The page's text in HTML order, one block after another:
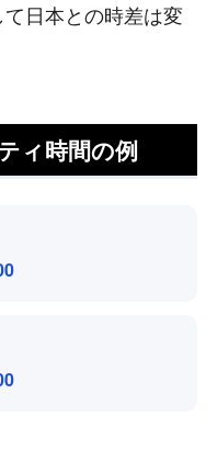
日本との時差は変
ィ時間の例